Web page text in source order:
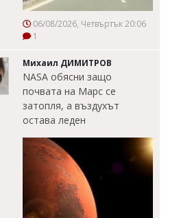
06/08/2026, Четвъртък 20:06
1
Михаил ДИМИТРОВ
NASA обясни защо
почвата на Марс се
затопля, а въздухът
остава леден